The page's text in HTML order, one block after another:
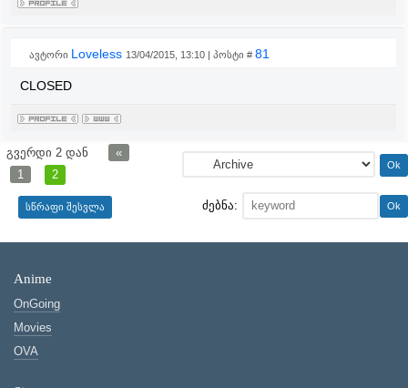
ავტორი Loveless 13/04/2015, 13:10 | პოსტი # 81
CLOSED
გვერდი 2 დან
«
1
2
ძებნა:
Anime
OnGoing
Movies
OVA